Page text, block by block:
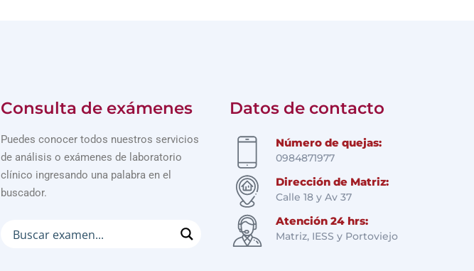
Consulta de exámenes
Puedes conocer todos nuestros servicios
de análisis o exámenes de laboratorio
clínico ingresando una palabra en el
buscador.
Datos de contacto
Número de quejas:
0984871977
Dirección de Matriz:
Calle 18 y Av 37
Atención 24 hrs:
Matriz, IESS y Portoviejo